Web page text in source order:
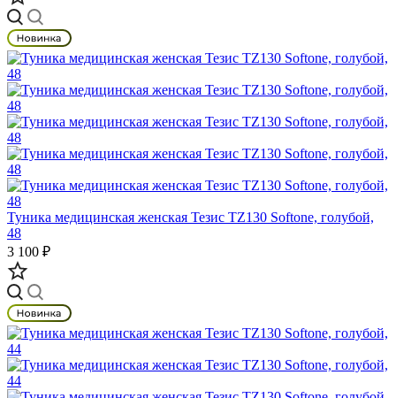
Туника медицинская женская Тезис TZ130 Softone, голубой,
48
3 100 ₽